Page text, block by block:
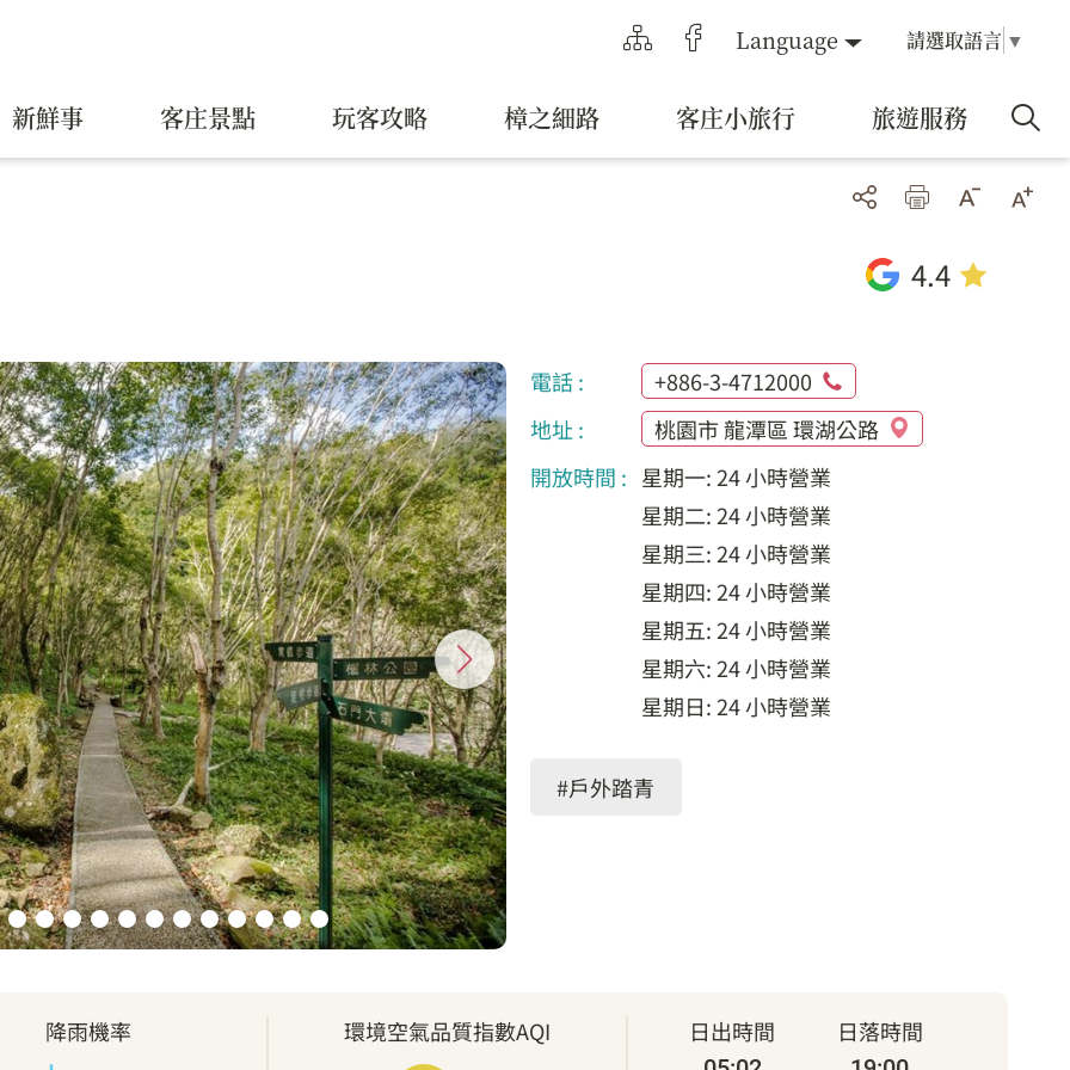
Language 請選取語言 ▼
新鮮事 客庄景點 玩客攻略 樟之細路 客庄小旅行 旅遊服務
4.4
電話 :
+886-3-4712000
地址 :
桃園市 龍潭區 環湖公路
開放時間 : 星期一: 24 小時營業
星期二: 24 小時營業
星期三: 24 小時營業
星期四: 24 小時營業
星期五: 24 小時營業
星期六: 24 小時營業
星期日: 24 小時營業
#戶外踏青
降雨機率 環境空氣品質指數AQI 日出時間 日落時間